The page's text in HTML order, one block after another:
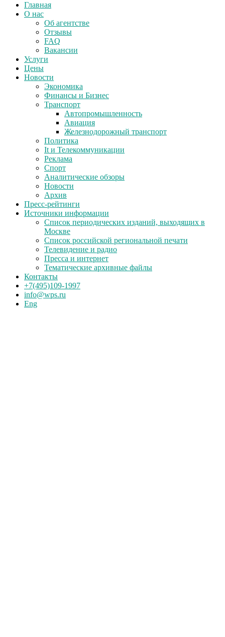
Главная
О нас
Об агентстве
Отзывы
FAQ
Вакансии
Услуги
Цены
Новости
Экономика
Финансы и Бизнес
Транспорт
Автопромышленность
Авиация
Железнодорожный транспорт
Политика
It и Телекоммуникации
Реклама
Спорт
Аналитические обзоры
Новости
Архив
Пресс-рейтинги
Источники информации
Список периодических изданий, выходящих в
Москве
Список российской региональной печати
Телевидение и радио
Пресса и интернет
Тематические архивные файлы
Контакты
+7(495)109-1997
info@wps.ru
Eng